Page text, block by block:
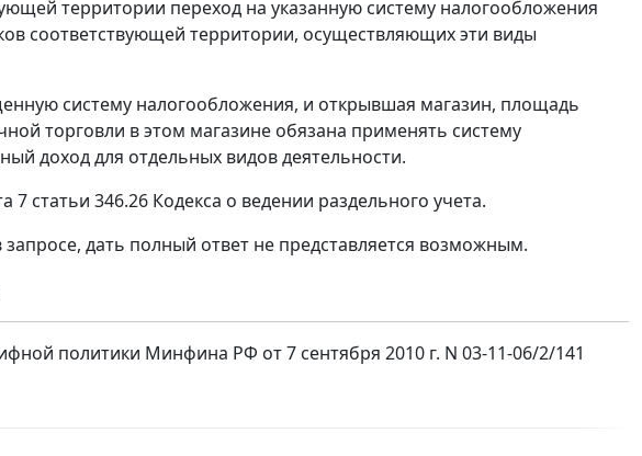
территории переход на указанную систему налогообложения
соответствующей территории, осуществляющих эти виды
систему налогообложения, и открывшая магазин, площадь
торговли в этом магазине обязана применять систему
доход для отдельных видов деятельности.
статьи 346.26 Кодекса о ведении раздельного учета.
дать полный ответ не представляется возможным.
политики Минфина РФ от 7 сентября 2010 г. N 03-11-06/2/141